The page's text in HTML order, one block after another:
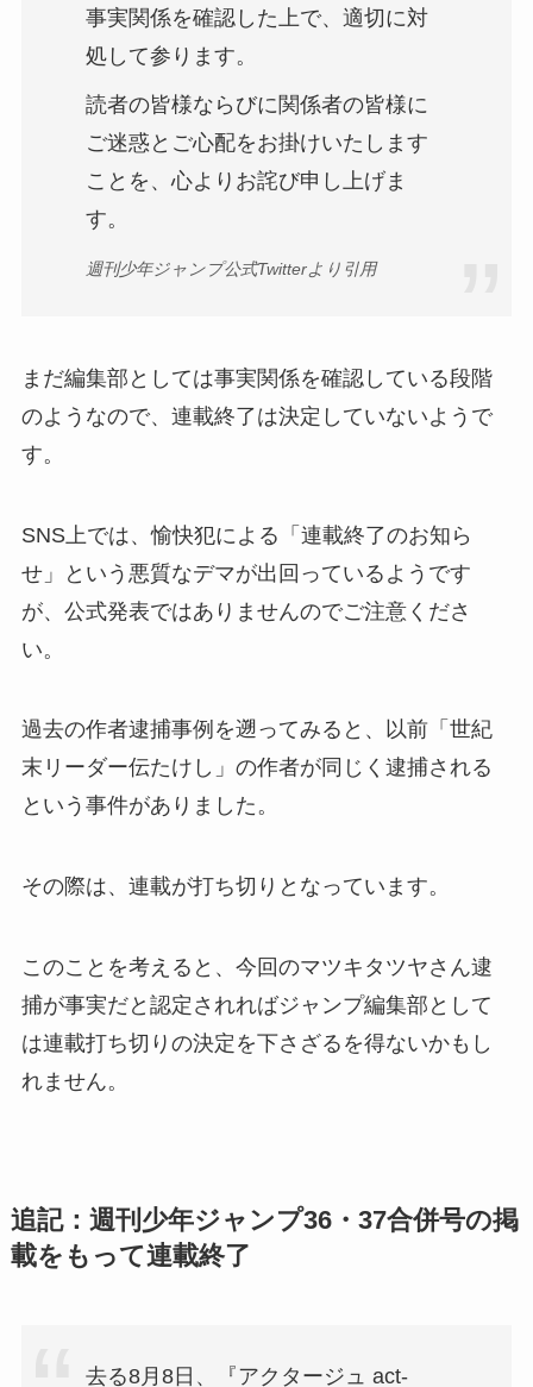
事実関係を確認した上で、適切に対
処して参ります。
読者の皆様ならびに関係者の皆様に
ご迷惑とご心配をお掛けいたします
ことを、心よりお詫び申し上げま
す。
週刊少年ジャンプ公式Twitterより引用
まだ編集部としては事実関係を確認している段階
のようなので、連載終了は決定していないようで
す。
SNS上では、愉快犯による「連載終了のお知ら
せ」という悪質なデマが出回っているようです
が、公式発表ではありませんのでご注意くださ
い。
過去の作者逮捕事例を遡ってみると、以前「世紀
末リーダー伝たけし」の作者が同じく逮捕される
という事件がありました。
その際は、連載が打ち切りとなっています。
このことを考えると、今回のマツキタツヤさん逮
捕が事実だと認定されればジャンプ編集部として
は連載打ち切りの決定を下さざるを得ないかもし
れません。
追記：週刊少年ジャンプ36・37合併号の掲
載をもって連載終了
去る8月8日、『アクタージュ act-